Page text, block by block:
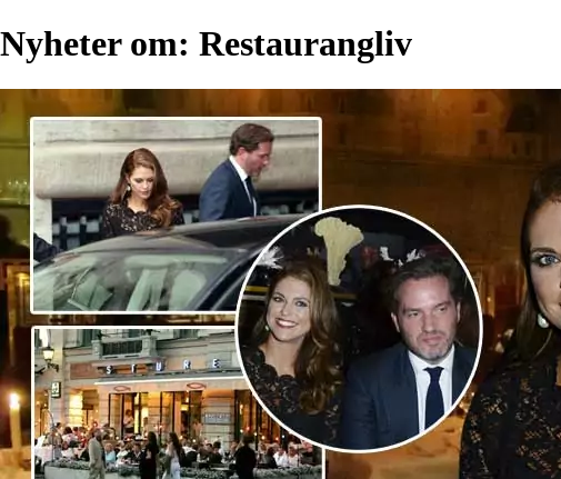
Nyheter om: Restaurangliv